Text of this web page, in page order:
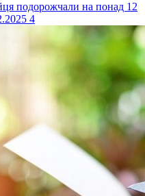
подорожчали на понад 12
4